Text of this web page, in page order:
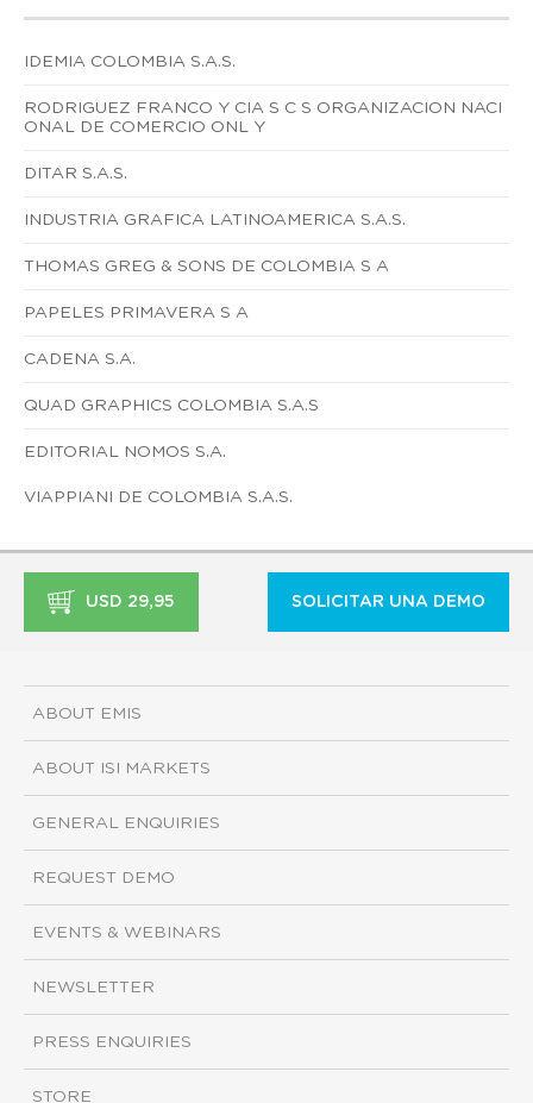
IDEMIA COLOMBIA S.A.S.
RODRIGUEZ FRANCO Y CIA S C S ORGANIZACION NACI
ONAL DE COMERCIO ONL Y
DITAR S.A.S.
INDUSTRIA GRAFICA LATINOAMERICA S.A.S.
THOMAS GREG & SONS DE COLOMBIA S A
PAPELES PRIMAVERA S A
CADENA S.A.
QUAD GRAPHICS COLOMBIA S.A.S
EDITORIAL NOMOS S.A.
VIAPPIANI DE COLOMBIA S.A.S.
USD 29,95 SOLICITAR UNA DEMO
ABOUT EMIS
ABOUT ISI MARKETS
GENERAL ENQUIRIES
REQUEST DEMO
EVENTS & WEBINARS
NEWSLETTER
PRESS ENQUIRIES
STORE